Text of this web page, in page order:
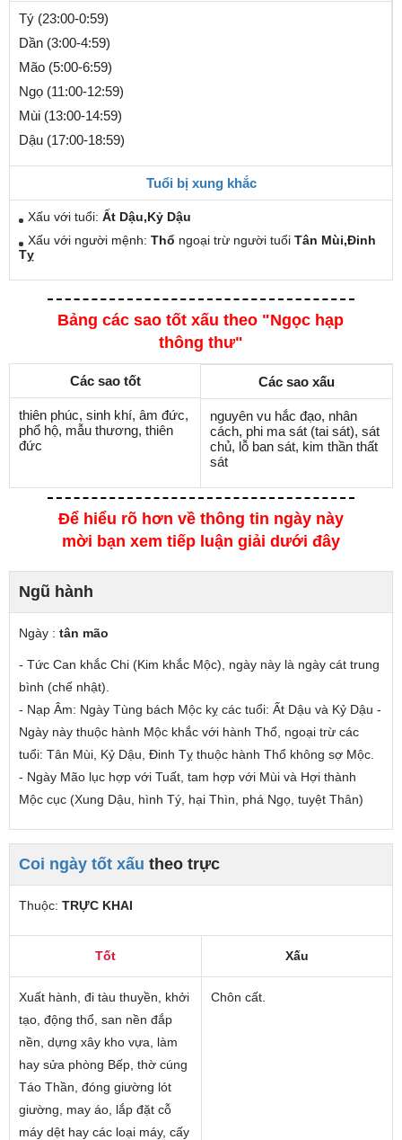
Tý (23:00-0:59)
Dần (3:00-4:59)
Mão (5:00-6:59)
Ngọ (11:00-12:59)
Mùi (13:00-14:59)
Dậu (17:00-18:59)
Tuổi bị xung khắc
Xấu với tuổi: Ất Dậu,Kỷ Dậu
Xấu với người mệnh: Thổ ngoại trừ người tuổi Tân Mùi,Đinh
Tỵ
Bảng các sao tốt xấu theo "Ngọc hạp
thông thư"
Các sao tốt
thiên phúc, sinh khí, âm đức,
phổ hộ, mẫu thương, thiên
đức
Các sao xấu
nguyên vu hắc đạo, nhân
cách, phi ma sát (tai sát), sát
chủ, lỗ ban sát, kim thần thất
sát
Để hiểu rõ hơn về thông tin ngày này
mời bạn xem tiếp luận giải dưới đây
Ngũ hành
Ngày : tân mão
- Tức Can khắc Chi (Kim khắc Mộc), ngày này là ngày cát trung
bình (chế nhật).
- Nạp Âm: Ngày Tùng bách Mộc kỵ các tuổi: Ất Dậu và Kỷ Dậu -
Ngày này thuộc hành Mộc khắc với hành Thổ, ngoại trừ các
tuổi: Tân Mùi, Kỷ Dậu, Đinh Tỵ thuộc hành Thổ không sợ Mộc.
- Ngày Mão lục hợp với Tuất, tam hợp với Mùi và Hợi thành
Mộc cục (Xung Dậu, hình Tý, hại Thìn, phá Ngọ, tuyệt Thân)
Coi ngày tốt xấu theo trực
Thuộc: TRỰC KHAI
Tốt Xấu
Xuất hành, đi tàu thuyền, khởi
tạo, động thổ, san nền đắp
nền, dựng xây kho vựa, làm
hay sửa phòng Bếp, thờ cúng
Táo Thần, đóng giường lót
giường, may áo, lắp đặt cỗ
máy dệt hay các loại máy, cấy
Chôn cất.